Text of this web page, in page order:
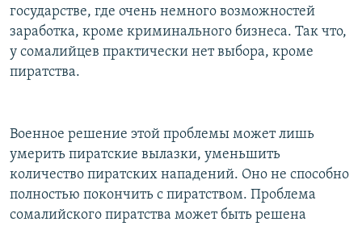
государстве, где очень немного возможностей
заработка, кроме криминального бизнеса. Так что,
у сомалийцев практически нет выбора, кроме
пиратства.
Военное решение этой проблемы может лишь
умерить пиратские вылазки, уменьшить
количество пиратских нападений. Оно не способно
полностью покончить с пиратством. Проблема
сомалийского пиратства может быть решена